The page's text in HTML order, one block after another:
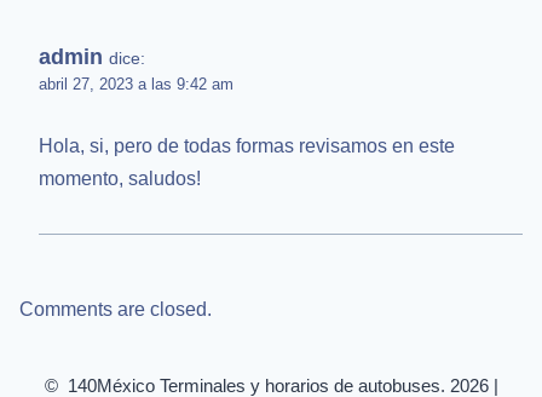
admin dice:
abril 27, 2023 a las 9:42 am
Hola, si, pero de todas formas revisamos en este
momento, saludos!
Comments are closed.
© 140México Terminales y horarios de autobuses. 2026 |